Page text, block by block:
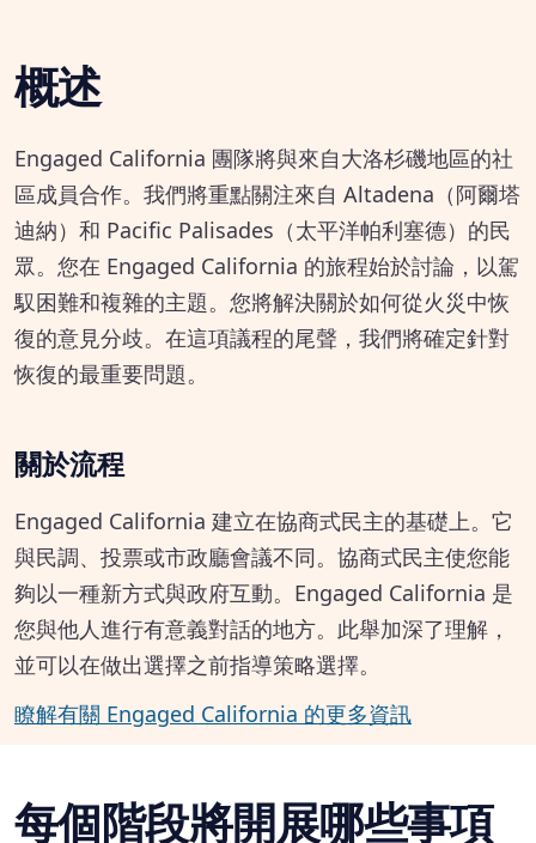
概述
Engaged California 團隊將與來自大洛杉磯地區的社
區成員合作。我們將重點關注來自 Altadena（阿爾塔
迪納）和 Pacific Palisades（太平洋帕利塞德）的民
眾。您在 Engaged California 的旅程始於討論，以駕
馭困難和複雜的主題。您將解決關於如何從火災中恢
復的意見分歧。在這項議程的尾聲，我們將確定針對
恢復的最重要問題。
關於流程
Engaged California 建立在協商式民主的基礎上。它
與民調、投票或市政廳會議不同。協商式民主使您能
夠以一種新方式與政府互動。Engaged California 是
您與他人進行有意義對話的地方。此舉加深了理解，
並可以在做出選擇之前指導策略選擇。
瞭解有關 Engaged California 的更多資訊
每個階段將開展哪些事項